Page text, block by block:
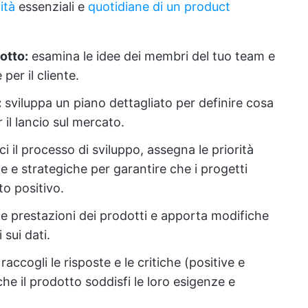
essenziali e quotidiane di un product
esamina le idee dei membri del tuo team e
per il cliente.
sviluppa un piano dettagliato per definire cosa
il lancio sul mercato.
il processo di sviluppo, assegna le priorità
e strategiche per garantire che i progetti
positivo.
prestazioni dei prodotti e apporta modifiche
sui dati.
raccogli le risposte e le critiche (positive e
il prodotto soddisfi le loro esigenze e